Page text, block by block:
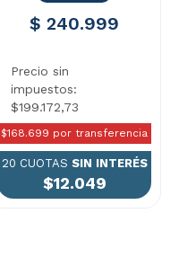
$ 240.999
Precio sin
impuestos:
$199.172,73
$168.699 por transferencia
20 CUOTAS SIN INTERÉS
$12.049